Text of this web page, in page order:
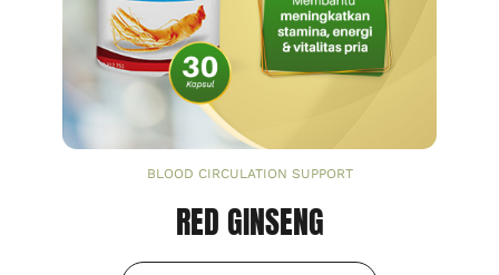
BLOOD CIRCULATION SUPPORT
RED GINSENG